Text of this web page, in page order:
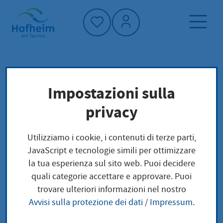
Home"
Pagina iniziale
Vivere a Hofheim
Pianificazione, costruzione e trasporto
Soziale Stadt
Soziale Stadt
Das Städtebauförderprogramm
Impostazioni sulla
privacy
Utilizziamo i cookie, i contenuti di terze parti,
JavaScript e tecnologie simili per ottimizzare
la tua esperienza sul sito web. Puoi decidere
quali categorie accettare e approvare. Puoi
trovare ulteriori informazioni nel nostro
Avvisi sulla protezione dei dati/ Impressum.